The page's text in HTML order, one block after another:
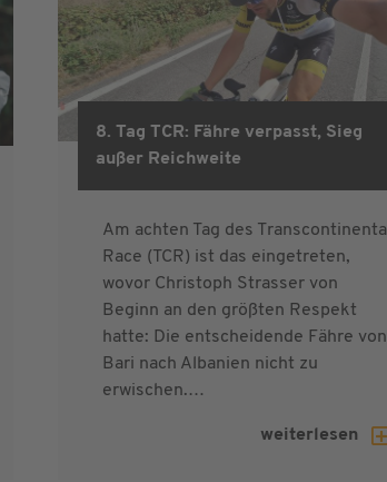
8. Tag TCR: Fähre verpasst, Sieg
außer Reichweite
Am achten Tag des Transcontinental
Race (TCR) ist das eingetreten,
wovor Christoph Strasser von
Beginn an den größten Respekt
hatte: Die entscheidende Fähre von
Bari nach Albanien nicht zu
erwischen.…
weiterlesen